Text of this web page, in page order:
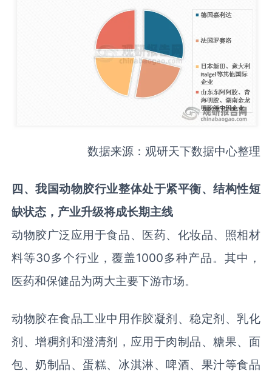
数据来源：观研天下数据中心整理
四、我国动物胶行业整体处于紧平衡、结构性短
缺状态 ， 产业升级将成长期主线
动物胶广泛应用于食品、医药、化妆品、照相材
料等30多个行业，覆盖1000多种产品。其中，
医药和保健品为两大主要下游市场。
动物胶在食品工业中用作胶凝剂、稳定剂、乳化
剂、增稠剂和澄清剂，应用于肉制品、糖果、面
包、奶制品、蛋糕、冰淇淋、啤酒、果汁等食品